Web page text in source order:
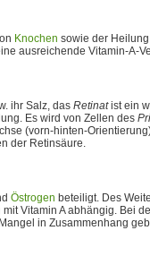
Knochen sowie der
ausreichende Vitamin-A-
ihr Salz, das Retinatist ein
Es wird von Zellen des
(vorn-hinten-
der Retinsäure.
Östrogen beteiligt. Des
Vitamin A abhängig. Bei
in Zusammenhang